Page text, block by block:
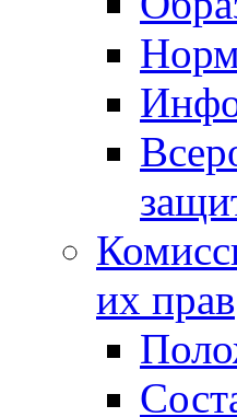
их прав